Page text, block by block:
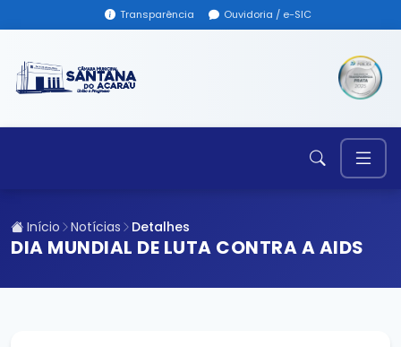
Transparência Ouvidoria / e-SIC
Início Notícias Detalhes
DIA MUNDIAL DE LUTA CONTRA A AIDS